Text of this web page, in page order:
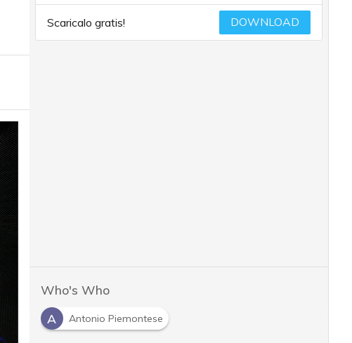
Scaricalo gratis! DOWNLOAD
Who's Who
A
Antonio Piemontese